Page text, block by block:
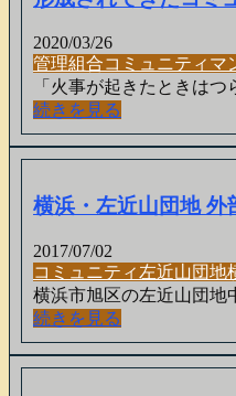
2020/03/26
管理組合コミュニティ マ
「火事が起きたときはつ
続きを見る
横浜・左近山団地 外
2017/07/02
コミュニティ 左近山団地
横浜市旭区の左近山団地
続きを見る